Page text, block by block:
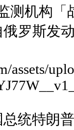
测机构「
罗斯发
assets/
总统特朗